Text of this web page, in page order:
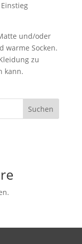
und/oder
warme Socken.
zu
kann.
Suchen